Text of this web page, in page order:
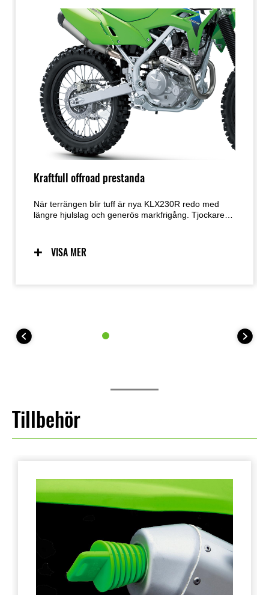
Kraftfull offroad prestanda
När terrängen blir tuff är nya KLX230R redo med
längre hjulslag och generös markfrigång. Tjockare
balanserare för en ännu roligare och mer användbar
offroad-upplevelse. En större bränsletank ger
VISA MER
Tillbehör